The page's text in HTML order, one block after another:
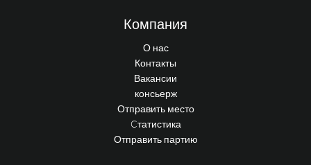
Компания
О нас
Контакты
Вакансии
консьерж
Отправить место
Cтатистика
Отправить партию